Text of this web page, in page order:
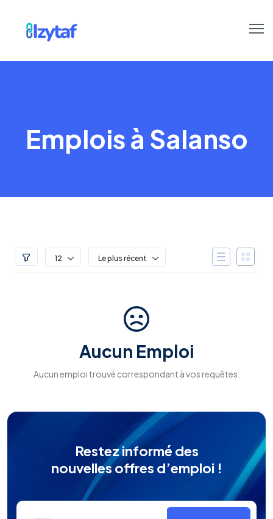
Emplois à Salanso
12 Le plus récent
Aucun Emploi
Aucun emploi trouvé correspondant à vos requêtes.
Restez informé des
nouvelles offres d’emploi !